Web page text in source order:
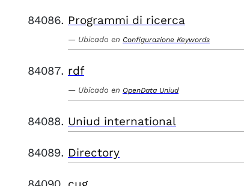
Programmi di ricerca
Ubicado en Configurazione Keywords
rdf
Ubicado en OpenData Uniud
Uniud international
Directory